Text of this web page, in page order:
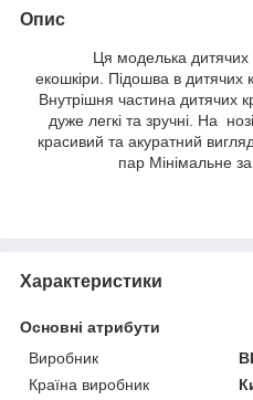
Опис
Ця моделька дитячих
екошкіри. Підошва в дитячих
Внутрішня частина дитячих
дуже легкі та зручні. На
красивий та акуратний
пар Мінімальне
Характеристики
Основні атрибути
Виробник
Країна виробник